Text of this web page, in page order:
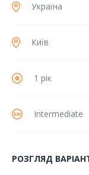
Україна
Київ
1 рік
Intermediate
РОЗГЛЯД